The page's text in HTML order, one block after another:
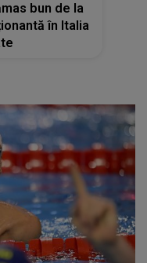
bun de la
în Italia